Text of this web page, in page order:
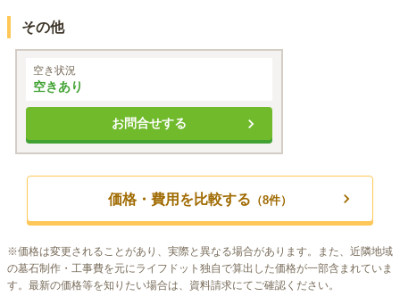
その他
ペット供養墓「動物供養地蔵」
空き状況
空きあり
お問合せする
価格・費用を比較する （8件）
※価格は変更されることがあり、実際と異なる場合があります。また、近隣地域
の墓石制作・工事費を元にライフドット独自で算出した価格が一部含まれていま
す。最新の価格等を知りたい場合は、資料請求にてご確認ください。